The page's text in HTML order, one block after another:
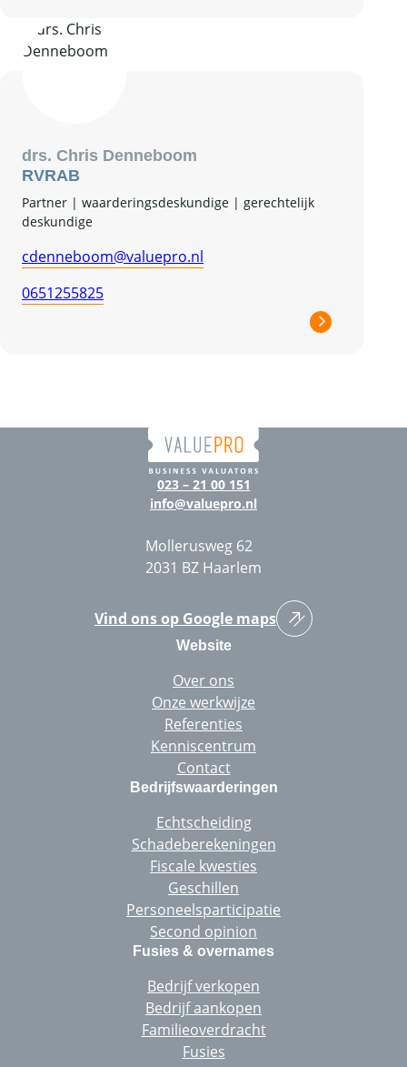
drs. Chris Denneboom
RVRAB
Partner | waarderingsdeskundige | gerechtelijk
deskundige
cdenneboom@valuepro.nl
0651255825
023 – 21 00 151
info@valuepro.nl
Mollerusweg 62
2031 BZ Haarlem
Vind ons op Google maps
Website
Over ons
Onze werkwijze
Referenties
Kenniscentrum
Contact
Bedrijfswaarderingen
Echtscheiding
Schadeberekeningen
Fiscale kwesties
Geschillen
Personeelsparticipatie
Second opinion
Fusies & overnames
Bedrijf verkopen
Bedrijf aankopen
Familieoverdracht
Fusies